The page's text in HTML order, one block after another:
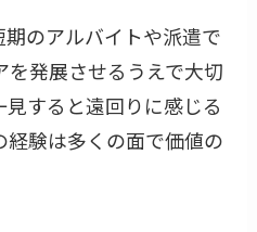
のアルバイトや派遣で
発展させるうえで大切
すると遠回りに感じる
験は多くの面で価値の